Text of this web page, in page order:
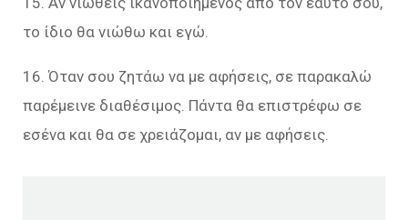
το ίδιο θα νιώθω και εγώ.
16. Όταν σου ζητάω να με αφήσεις, σε παρακαλώ
παρέμεινε διαθέσιμος. Πάντα θα επιστρέφω σε
εσένα και θα σε χρειάζομαι, αν με αφήσεις.